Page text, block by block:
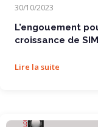
30/10/2023
L’engouement
croissance de
Lire la suite